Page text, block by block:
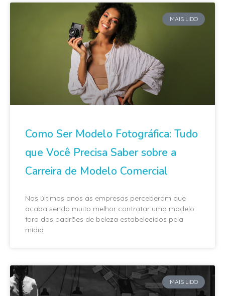
MAIS LIDO
Como Ser Modelo Fotográfica: Tudo
que Você Precisa Saber sobre a
Carreira de Modelo Comercial
Nos últimos anos as empresas perceberam que
acaba sendo muito melhor contratar uma modelo
fora dos padrões de beleza estabelecidos pela
mídia
MAIS LIDO